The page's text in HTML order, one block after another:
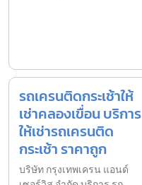
รถเครนติดกระเช้าให้
เช่าคลองเขื่อน บริการ
ให้เช่ารถเครนติด
กระเช้า ราคาถูก
บริษัท กรุงเทพเครน แอนด์